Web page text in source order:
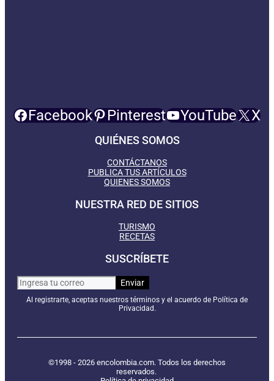
Facebook Pinterest YouTube X
QUIÉNES SOMOS
CONTÁCTANOS
PUBLICA TUS ARTÍCULOS
QUIENES SOMOS
NUESTRA RED DE SITIOS
TURISMO
RECETAS
SUSCRÍBETE
Al registrarte, aceptas nuestros términos y el acuerdo de Política de
Privacidad.
©1998 - 2026 encolombia.com. Todos los derechos
reservados.